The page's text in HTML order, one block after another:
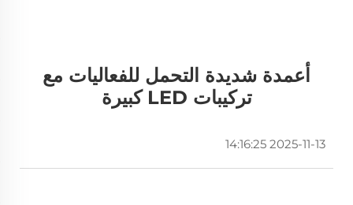
أعمدة شديدة التحمل للفعاليات مع
تركيبات LED كبيرة
2025-11-13 14:16:25